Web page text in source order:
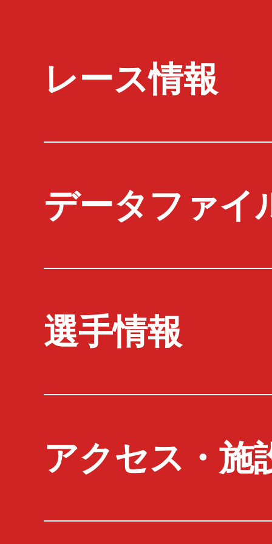
レース情報
データファイ
選手情報
アクセス・施